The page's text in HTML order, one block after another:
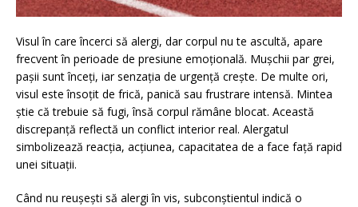
Visul în care încerci să alergi, dar corpul nu te ascultă, apare
frecvent în perioade de presiune emoțională. Mușchii par grei,
pașii sunt înceți, iar senzația de urgență crește. De multe ori,
visul este însoțit de frică, panică sau frustrare intensă. Mintea
știe că trebuie să fugi, însă corpul rămâne blocat. Această
discrepanță reflectă un conflict interior real. Alergatul
simbolizează reacția, acțiunea, capacitatea de a face față rapid
unei situații.
Când nu reușești să alergi în vis, subconștientul indică o